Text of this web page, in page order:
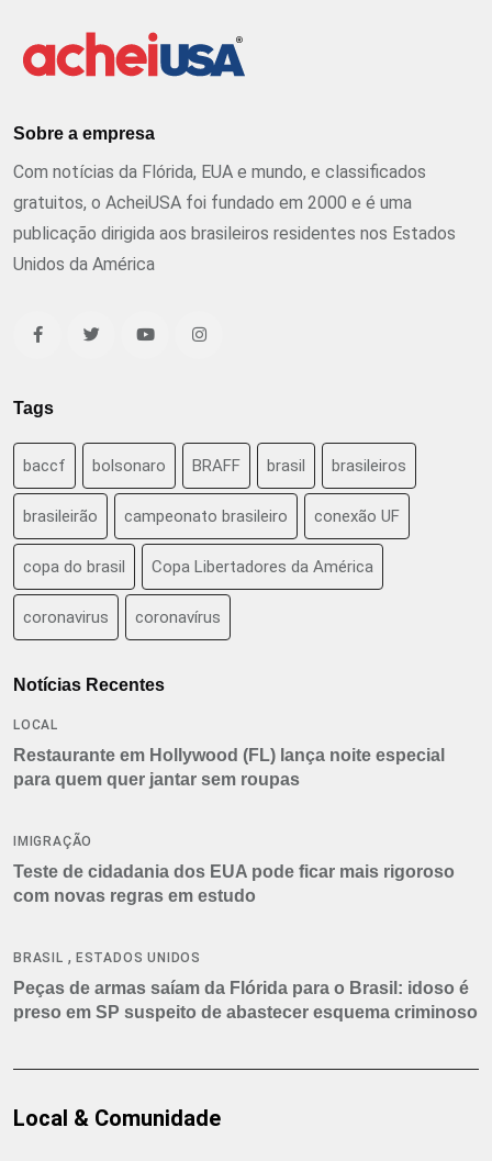
Sobre a empresa
Com notícias da Flórida, EUA e mundo, e classificados
gratuitos, o AcheiUSA foi fundado em 2000 e é uma
publicação dirigida aos brasileiros residentes nos Estados
Unidos da América
Tags
baccf bolsonaro BRAFF brasil brasileiros
brasileirão campeonato brasileiro conexão UF
copa do brasil Copa Libertadores da América
coronavirus coronavírus
Notícias Recentes
LOCAL
Restaurante em Hollywood (FL) lança noite especial
para quem quer jantar sem roupas
IMIGRAÇÃO
Teste de cidadania dos EUA pode ficar mais rigoroso
com novas regras em estudo
BRASIL , ESTADOS UNIDOS
Peças de armas saíam da Flórida para o Brasil: idoso é
preso em SP suspeito de abastecer esquema criminoso
Local & Comunidade